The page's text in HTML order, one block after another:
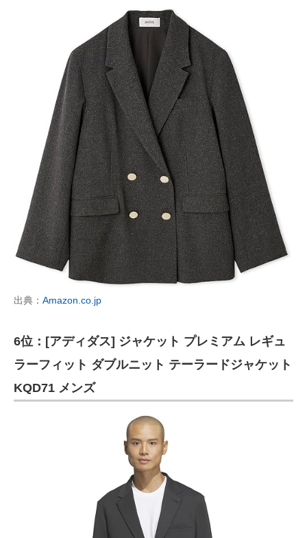
出典： Amazon.co.jp
6位：[アディダス] ジャケット プレミアム レギュ
ラーフィット ダブルニット テーラードジャケット
KQD71 メンズ